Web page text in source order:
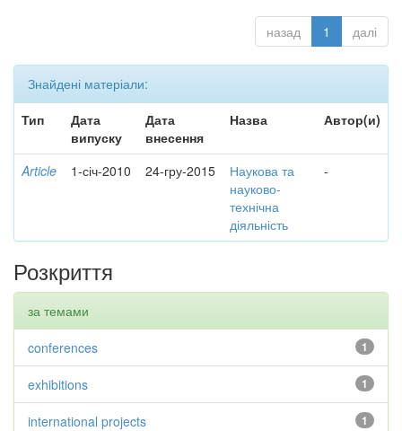
назад 1 далі
Знайдені матеріали:
Тип
Дата
випуску
Дата
внесення
Назва Автор(и)
Article 1-січ-2010 24-гру-2015
Наукова та
науково-
технічна
діяльність
-
Розкриття
за темами
1
conferences
1
exhibitions
1
international projects